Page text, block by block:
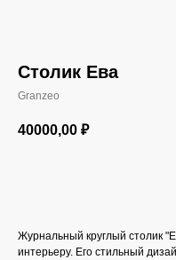
Столик Ева
Granzeo
40000,00 ₽
Журнальный круглый столик
интерьеру. Его стильный